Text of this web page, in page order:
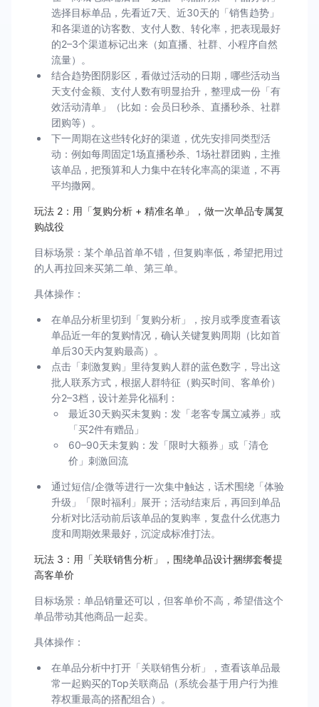
选择目标单品，先看近7天、近30天的「销售趋势」
和各渠道的访客数、支付人数、转化率，把表现最好
的2–3个渠道标记出来（如直播、社群、小程序自然
流量）。
结合趋势图阴影区，看做过活动的日期，哪些活动当
天支付金额、支付人数有明显抬升，整理成一份「有
效活动清单」（比如：会员日秒杀、直播秒杀、社群
团购等）。
下一周期在这些转化好的渠道，优先安排同类型活
动：例如每周固定1场直播秒杀、1场社群团购，主推
该单品，把预算和人力集中在转化率高的渠道，不再
平均撒网。
玩法 2：用「复购分析 + 精准名单」，做一次单品专属复
购战役
目标场景：某个单品首单不错，但复购率低，希望把用过
的人再拉回来买第二单、第三单。
具体操作：
在单品分析里切到「复购分析」，按月或季度查看该
单品近一年的复购情况，确认关键复购周期（比如首
单后30天内复购最高）。
点击「刺激复购」里待复购人群的蓝色数字，导出这
批人联系方式，根据人群特征（购买时间、客单价）
分2–3档，设计差异化福利：
最近30天购买未复购：发「老客专属立减券」或
「买2件有赠品」
60–90天未复购：发「限时大额券」或「清仓
价」刺激回流
通过短信/企微等进行一次集中触达，话术围绕「体验
升级」「限时福利」展开；活动结束后，再回到单品
分析对比活动前后该单品的复购率，复盘什么优惠力
度和周期效果最好，沉淀成标准打法。
玩法 3：用「关联销售分析」，围绕单品设计捆绑套餐提
高客单价
目标场景：单品销量还可以，但客单价不高，希望借这个
单品带动其他商品一起卖。
具体操作：
在单品分析中打开「关联销售分析」，查看该单品最
常一起购买的Top关联商品（系统会基于用户行为推
荐权重最高的搭配组合）。